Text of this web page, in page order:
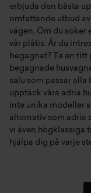
erbjuda den bästa
omfattande utbud av
vägen. Om du söker
vår plåtis. Är du
begagnat? Ta en titt
begagnade
salu som passar alla
upptäck våra adria
inte unika modeller
alternativ som adria
vi även högklassiga
hjälpa dig på varje